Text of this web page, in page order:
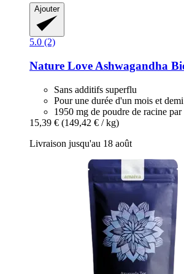
Ajouter
5.0 (2)
Nature Love Ashwagandha
Sans additifs superflu
Pour une durée d'un mois et demi
1950 mg de poudre de racine
15,39 € (149,42 € / kg)
Livraison jusqu'au 18 août